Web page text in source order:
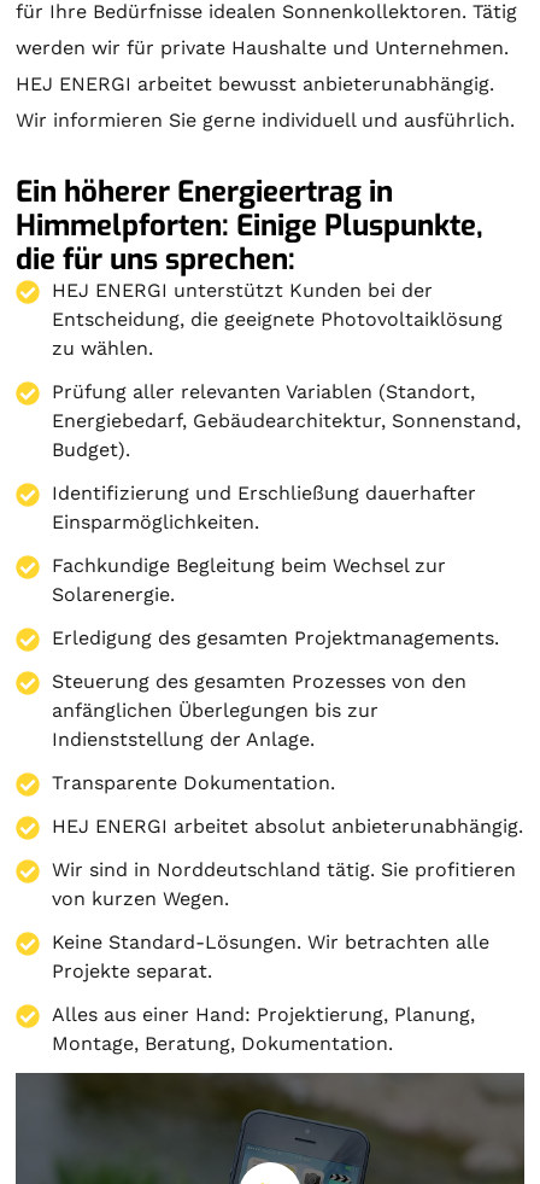
für Ihre Bedürfnisse idealen Sonnenkollektoren. Tätig
werden wir für private Haushalte und Unternehmen.
HEJ ENERGI arbeitet bewusst anbieterunabhängig.
Wir informieren Sie gerne individuell und ausführlich.
Ein höherer Energieertrag in
Himmelpforten: Einige Pluspunkte,
die für uns sprechen:
HEJ ENERGI unterstützt Kunden bei der
Entscheidung, die geeignete Photovoltaiklösung
zu wählen.
Prüfung aller relevanten Variablen (Standort,
Energiebedarf, Gebäudearchitektur, Sonnenstand,
Budget).
Identifizierung und Erschließung dauerhafter
Einsparmöglichkeiten.
Fachkundige Begleitung beim Wechsel zur
Solarenergie.
Erledigung des gesamten Projektmanagements.
Steuerung des gesamten Prozesses von den
anfänglichen Überlegungen bis zur
Indienststellung der Anlage.
Transparente Dokumentation.
HEJ ENERGI arbeitet absolut anbieterunabhängig.
Wir sind in Norddeutschland tätig. Sie profitieren
von kurzen Wegen.
Keine Standard-Lösungen. Wir betrachten alle
Projekte separat.
Alles aus einer Hand: Projektierung, Planung,
Montage, Beratung, Dokumentation.